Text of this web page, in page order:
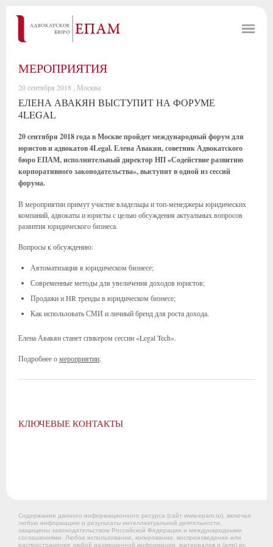
МЕРОПРИЯТИЯ
20 сентября 2018 , Москва
ЕЛЕНА АВАКЯН ВЫСТУПИТ НА ФОРУМЕ
4LEGAL
20 сентября 2018 года в Москве пройдет международный форум для
юристов и адвокатов 4Legal. Елена Авакян, советник Адвокатского
бюро ЕПАМ, исполнительный директор НП «Содействие развитию
корпоративного законодательства», выступит в одной из сессий
форума.
В мероприятии примут участие владельцы и топ-менеджеры юридических
компаний, адвокаты и юристы с целью обсуждения актуальных вопросов
развития юридического бизнеса.
Вопросы к обсуждению:
Автоматизация в юридическом бизнесе;
Современные методы для увеличения доходов юристов;
Продажи и HR тренды в юридическом бизнесе;
Как использовать СМИ и личный бренд для роста дохода.
Елена Авакян станет спикером сессии «Legal Tech».
Подробнее омероприятии.
КЛЮЧЕВЫЕ КОНТАКТЫ
Содержание данного информационного ресурса (сайт www.epam.ru), включая
любую информацию и результаты интеллектуальной деятельности,
защищены законодательством Российской Федерации и международными
соглашениями. Любое использование, копирование, воспроизведение или
распространение любой размещенной информации, материалов и (или) их